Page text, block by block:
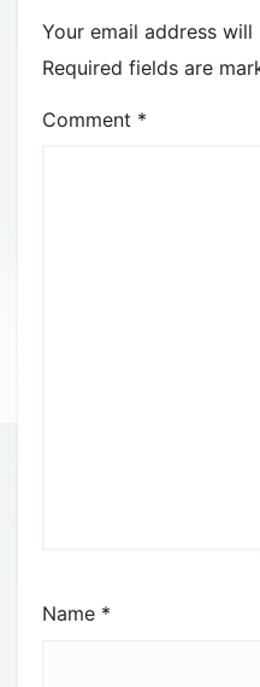
Your email address
Required fields are
Comment *
Name *